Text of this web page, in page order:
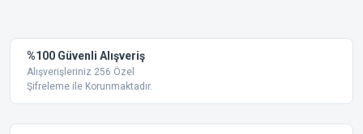
Ürün resmi kalitesiz, bozuk veya görüntülenemiyor.
Ürün açıklamasında eksik bilgiler bulunuyor.
%100 Güvenli Alışveriş
Alışverişleriniz 256 Özel
Şifreleme ile Korunmaktadır.